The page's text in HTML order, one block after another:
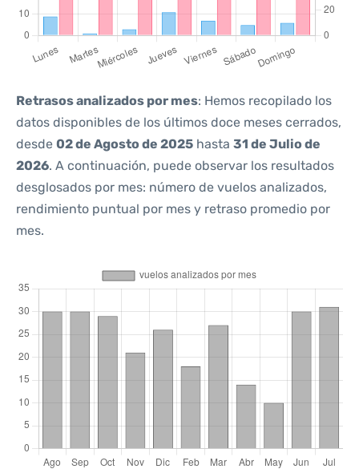
Retrasos analizados por mes: Hemos recopilado los
datos disponibles de los últimos doce meses cerrados,
desde 02 de Agosto de 2025 hasta 31 de Julio de
2026. A continuación, puede observar los resultados
desglosados por mes: número de vuelos analizados,
rendimiento puntual por mes y retraso promedio por
mes.